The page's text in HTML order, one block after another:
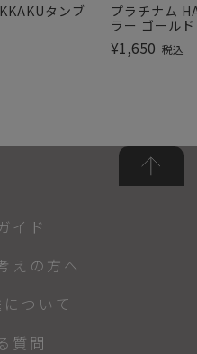
タンブ
プラチナム
ラー ゴールド
¥1,650 税込
イド
えの方へ
ついて
質問